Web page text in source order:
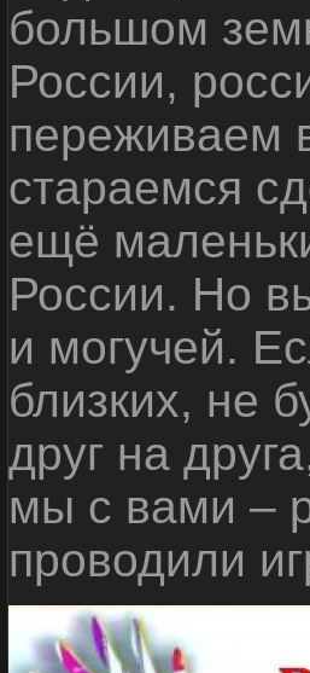
большом
России,
переживаем
стараемся
ещё
России. Но
и могучей.
близких, не
друг на
мы с вами –
проводили